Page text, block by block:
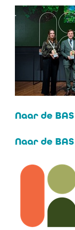
Naar de
Naar de